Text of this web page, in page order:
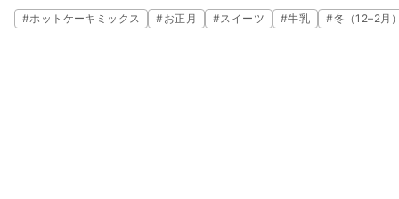
か？
お子様のおやつにも最適！
#ホットケーキミックス #お正月 #スイーツ #牛乳 #冬（12–2月